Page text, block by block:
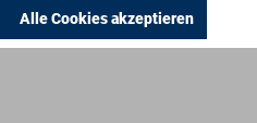
Alle Cookies akzeptieren